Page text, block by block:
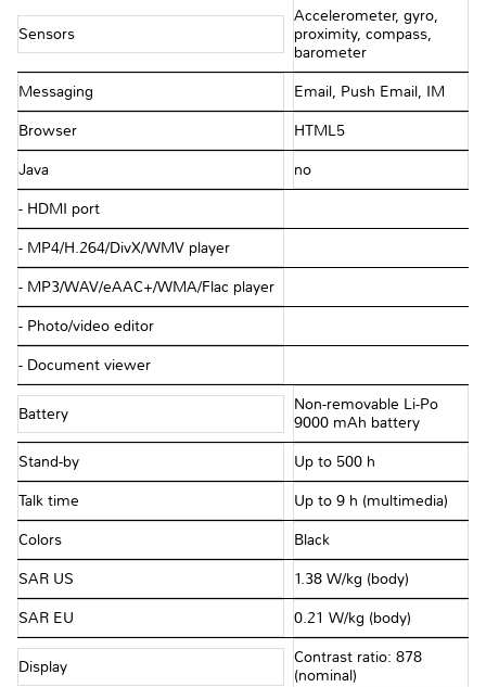
Sensors
Accelerometer, gyro,
proximity, compass,
barometer
Messaging Email, Push Email, IM
Browser HTML5
Java no
- HDMI port
- MP4/H.264/DivX/WMV player
- MP3/WAV/eAAC+/WMA/Flac player
- Photo/video editor
- Document viewer
Battery
Non-removable Li-Po
9000 mAh battery
Stand-by Up to 500 h
Talk time Up to 9 h (multimedia)
Colors Black
SAR US 1.38 W/kg (body)
SAR EU 0.21 W/kg (body)
Display
Contrast ratio: 878
(nominal)